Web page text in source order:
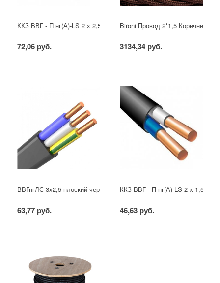
ККЗ ВВГ - П нг(А)-LS 2 х 2,5 ГОСТ
72,06 руб.
Bironi Провод 2*1,5 Коричневый
3134,34 руб.
ВВГнгЛС 3x2,5 плоский черный
63,77 руб.
ККЗ ВВГ - П нг(А)-LS 2 х 1,5
46,63 руб.